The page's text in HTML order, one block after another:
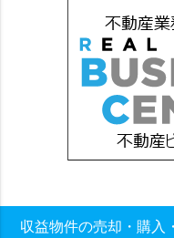
収益物件の売却・購入